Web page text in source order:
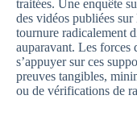
traitées. Une enquête
des vidéos publiées
tournure radicalement
auparavant. Les forces
s’appuyer sur ces
preuves tangibles,
ou de vérifications de